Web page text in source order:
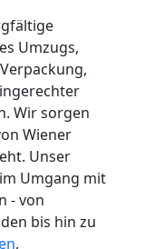
Umzugs,
Wir sorgen
Wiener
Unser
Umgang mit
- von
bis hin zu
,